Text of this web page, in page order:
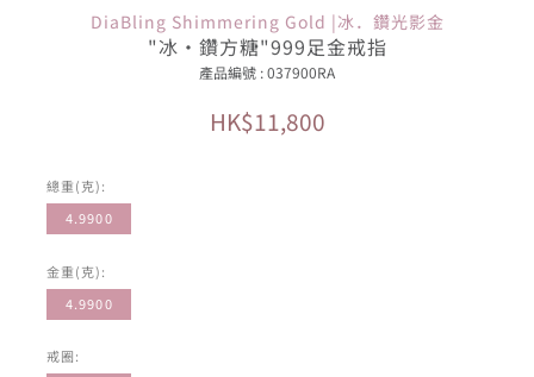
DiaBling Shimmering Gold |冰．鑽光影金
"冰·鑽方糖"999足金戒指
產品編號 : 037900RA
HK$11,800
總重(克):
4.9900
金重(克):
4.9900
戒圈: